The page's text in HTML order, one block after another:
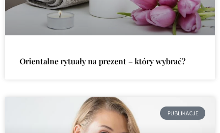
Orientalne rytuały na prezent – który wybrać?
PUBLIKACJE